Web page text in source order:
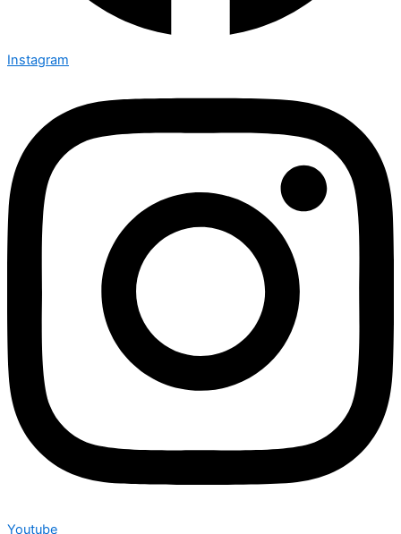
Instagram
Youtube